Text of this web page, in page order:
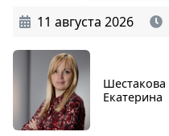
11 августа 2026
Шестакова
Екатерина